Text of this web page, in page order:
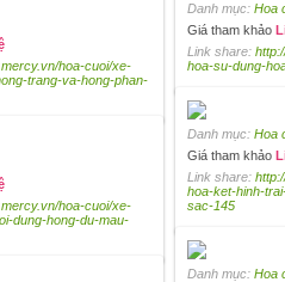
Danh mục: Hoa
Giá tham khảo
Link share:
hoa-su-dung-
hoa-cuoi/xe-
trang-va-hong-phan-
Danh mục: Hoa
Giá tham khảo
Link share:
hoa-ket-hinh-
sac-145
hoa-cuoi/xe-
dung-hong-du-mau-
Danh mục: Hoa